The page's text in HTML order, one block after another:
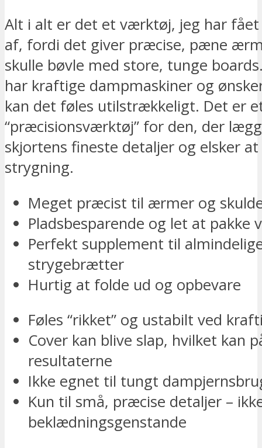
Alt i alt er det et værktøj, jeg har
af, fordi det giver præcise, pæne
skulle bøvle med store, tunge
har kraftige dampmaskiner og
kan det føles utilstrækkeligt. Det er
“præcisionsværktøj” for den, der
skjortens fineste detaljer og elsker
strygning.
Meget præcist til ærmer og
Pladsbesparende og let at pakke
Perfekt supplement til
strygebrætter
Hurtig at folde ud og opbevare
Føles “rikket” og ustabilt ved
Cover kan blive slap, hvilket kan
resultaterne
Ikke egnet til tungt
Kun til små, præcise detaljer –
beklædningsgenstande